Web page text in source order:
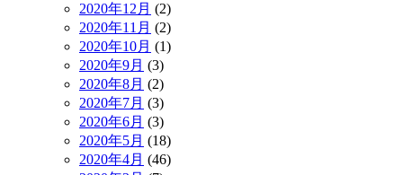
2020年12月 (2)
2020年11月 (2)
2020年10月 (1)
2020年9月 (3)
2020年8月 (2)
2020年7月 (3)
2020年6月 (3)
2020年5月 (18)
2020年4月 (46)